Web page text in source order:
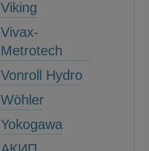
Viking
Vivax-
Metrotech
Vonroll Hydro
Wöhler
Yokogawa